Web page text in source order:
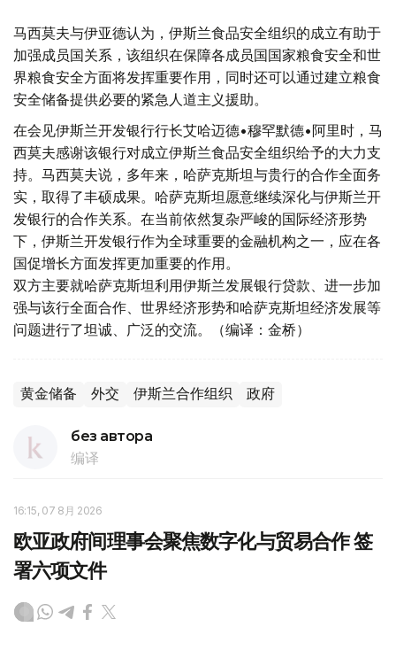
马西莫夫与伊亚德认为，伊斯兰食品安全组织的成立有助于
加强成员国关系，该组织在保障各成员国国家粮食安全和世
界粮食安全方面将发挥重要作用，同时还可以通过建立粮食
安全储备提供必要的紧急人道主义援助。
在会见伊斯兰开发银行行长艾哈迈德•穆罕默德•阿里时，马
西莫夫感谢该银行对成立伊斯兰食品安全组织给予的大力支
持。马西莫夫说，多年来，哈萨克斯坦与贵行的合作全面务
实，取得了丰硕成果。哈萨克斯坦愿意继续深化与伊斯兰开
发银行的合作关系。在当前依然复杂严峻的国际经济形势
下，伊斯兰开发银行作为全球重要的金融机构之一，应在各
国促增长方面发挥更加重要的作用。
双方主要就哈萨克斯坦利用伊斯兰发展银行贷款、进一步加
强与该行全面合作、世界经济形势和哈萨克斯坦经济发展等
问题进行了坦诚、广泛的交流。（编译：金桥）
黄金储备 外交 伊斯兰合作组织 政府
без автора
编译
16:15, 07 8月 2026
欧亚政府间理事会聚焦数字化与贸易合作 签
署六项文件